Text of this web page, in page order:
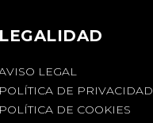
LEGALIDAD
LEGAL
POLÍTICA DE PRIVACIDAD
POLÍTICA DE COOKIES